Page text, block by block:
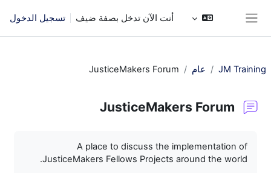
أنت الآن تدخل بصفة ضيف تسجيل الدخول
JM Training عام JusticeMakers Forum
JusticeMakers Forum
A place to discuss the implementation of
JusticeMakers Fellows Projects around the world.